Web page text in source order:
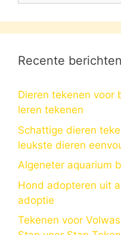
Recente berichten
Dieren tekenen voor
leren tekenen
Schattige dieren
leukste dieren
Algeneter aquarium
Hond adopteren uit
adoptie
Tekenen voor